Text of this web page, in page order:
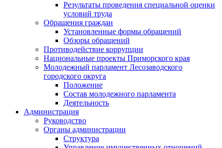
Результаты проведения специальной оценки
условий труда
Обращения граждан
Установленные формы обращений
Обзоры обращений
Противодействие коррупции
Национальные проекты Приморского края
Молодежный парламент Лесозаводского
городского округа
Положение
Состав молодежного парламента
Деятельность
Администрация
Руководство
Органы администрации
Структура